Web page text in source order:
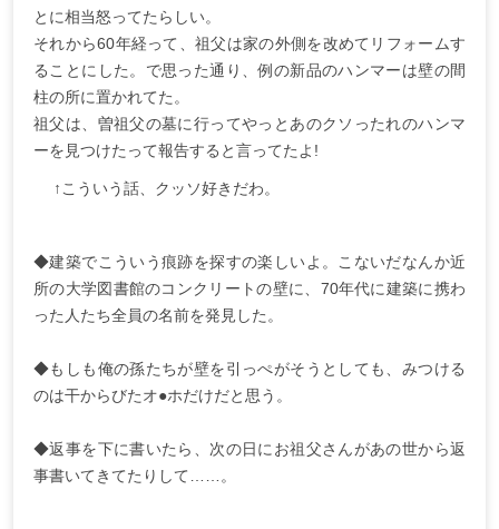
とに相当怒ってたらしい。
それから60年経って、祖父は家の外側を改めてリフォームす
ることにした。で思った通り、例の新品のハンマーは壁の間
柱の所に置かれてた。
祖父は、曽祖父の墓に行ってやっとあのクソったれのハンマ
ーを見つけたって報告すると言ってたよ!
↑こういう話、クッソ好きだわ。
◆建築でこういう痕跡を探すの楽しいよ。こないだなんか近
所の大学図書館のコンクリートの壁に、70年代に建築に携わ
った人たち全員の名前を発見した。
◆もしも俺の孫たちが壁を引っぺがそうとしても、みつける
のは干からびたオ●ホだけだと思う。
◆返事を下に書いたら、次の日にお祖父さんがあの世から返
事書いてきてたりして……。